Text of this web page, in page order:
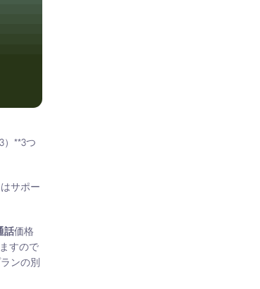
）**3つ
サポー
話価格
すので
ンの別